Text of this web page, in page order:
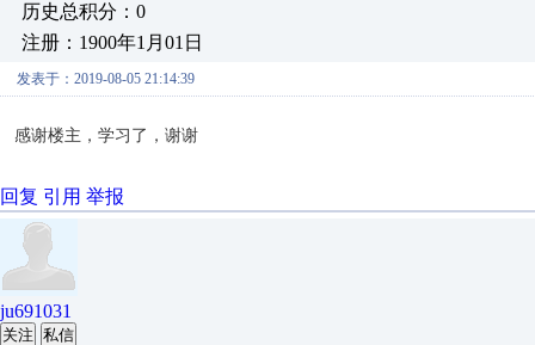
历史总积分：0
注册：1900年1月01日
发表于：2019-08-05 21:14:39
感谢楼主，学习了，谢谢
回复 引用 举报
ju691031
关注 私信